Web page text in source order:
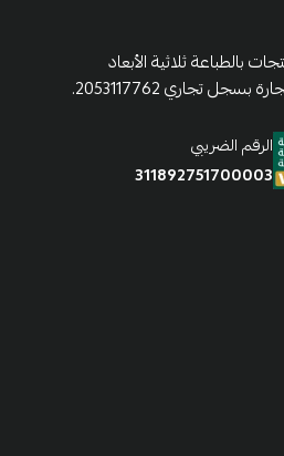
بالطباعة ثلاثية الأبعاد
تجاري 2053117762.
الرقم الضريبي
311892751700003